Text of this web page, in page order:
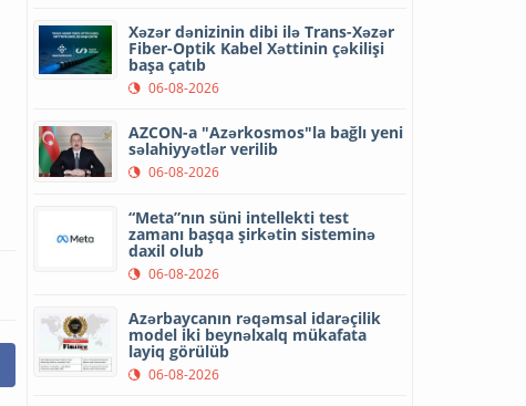
Xəzər dənizinin dibi ilə Trans-Xəzər
Fiber-Optik Kabel Xəttinin çəkilişi
başa çatıb
06-08-2026
AZCON-a "Azərkosmos"la bağlı yeni
səlahiyyətlər verilib
06-08-2026
“Meta”nın süni intellekti test
zamanı başqa şirkətin sisteminə
daxil olub
06-08-2026
Azərbaycanın rəqəmsal idarəçilik
model iki beynəlxalq mükafata
layiq görülüb
06-08-2026